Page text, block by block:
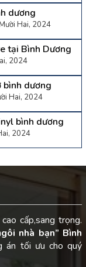
dương
Hai, 2024
tại Bình Dương
2024
bình dương
Hai, 2024
bình dương
2024
cấp,sang trọng.
nhà bạn” Bình
án tối ưu cho quý